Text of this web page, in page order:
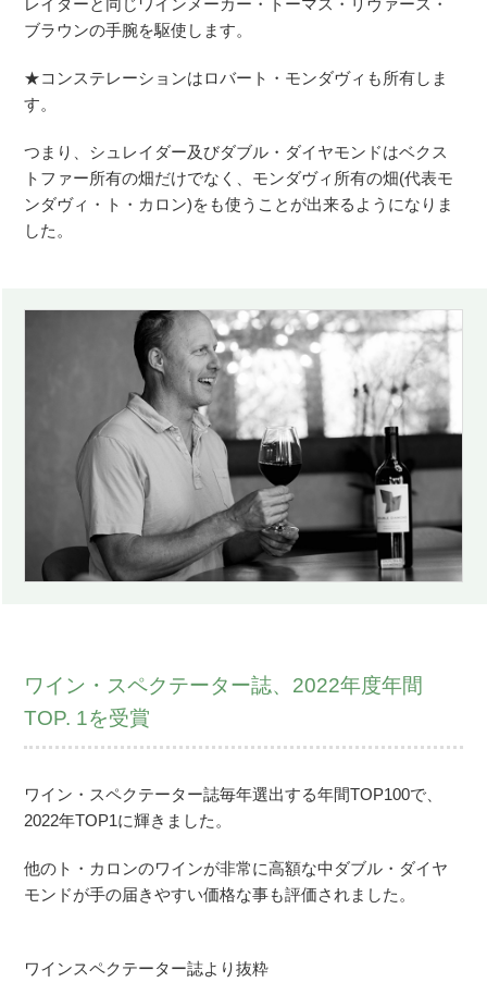
ブラウンの手腕を駆使します。
★コンステレーションはロバート・モンダヴィも所有しま
す。
つまり、シュレイダー及びダブル・ダイヤモンドはベクス
トファー所有の畑だけでなく、モンダヴィ所有の畑(代表モ
ンダヴィ・ト・カロン)をも使うことが出来るようになりま
した。
ワイン・スペクテーター誌、2022年度年間
TOP. 1を受賞
ワイン・スペクテーター誌毎年選出する年間TOP100で、
2022年TOP1に輝きました。
他のト・カロンのワインが非常に高額な中ダブル・ダイヤ
モンドが手の届きやすい価格な事も評価されました。
ワインスペクテーター誌より抜粋